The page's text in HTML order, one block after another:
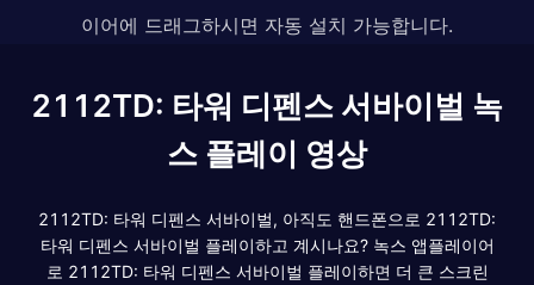
이어에 드래그하시면 자동 설치 가능합니다.
2112TD: 타워 디펜스 서바이벌 녹
스 플레이 영상
2112TD: 타워 디펜스 서바이벌, 아직도 핸드폰으로 2112TD:
타워 디펜스 서바이벌 플레이하고 계시나요? 녹스 앱플레이어
로 2112TD: 타워 디펜스 서바이벌 플레이하면 더 큰 스크린